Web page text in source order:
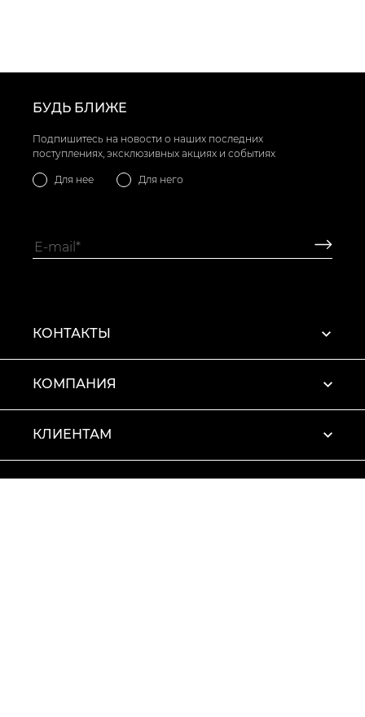
БУДЬ БЛИЖЕ
Подпишитесь на новости о наших последних
поступлениях, эксклюзивных акциях и событиях
Для нее Для него
КОНТАКТЫ
КОМПАНИЯ
КЛИЕНТАМ